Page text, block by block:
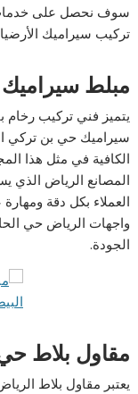
سوف نحصل على خدمات
تركيب سيراميك
مبلط سيراميك
يتميز فني تركيب
سيراميك حي بن تركي
الكافية في مثل هذا
المصانع الرياض الذي
العملاء بكل دقة
واجهات الرياض حي
الجودة.
مقاول بلاط
يعتبر مقاول بلاط